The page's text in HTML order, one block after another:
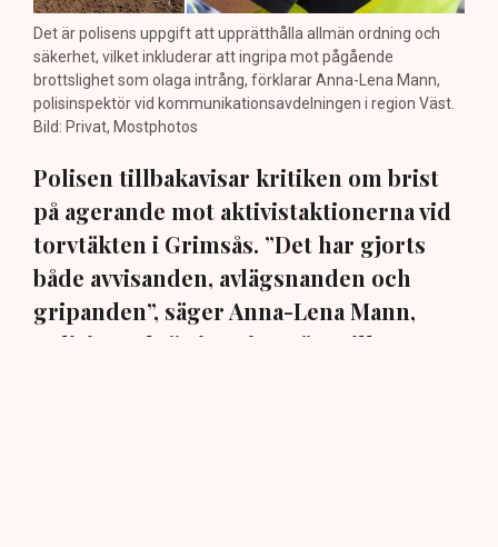
Det är polisens uppgift att upprätthålla allmän ordning och
säkerhet, vilket inkluderar att ingripa mot pågående
brottslighet som olaga intrång, förklarar Anna-Lena Mann,
polisinspektör vid kommunikationsavdelningen i region Väst.
Bild: Privat, Mostphotos
Polisen tillbakavisar kritiken om brist
på agerande mot aktivistaktionerna vid
torvtäkten i Grimsås. ”Det har gjorts
både avvisanden, avlägsnanden och
gripanden”, säger Anna-Lena Mann,
polisinspektör i region Väst, till TN.